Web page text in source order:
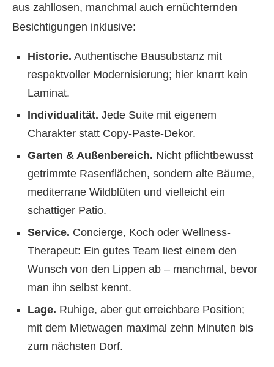
aus zahllosen, manchmal auch ernüchternden
Besichtigungen inklusive:
Historie. Authentische Bausubstanz mit
respektvoller Modernisierung; hier knarrt kein
Laminat.
Individualität. Jede Suite mit eigenem
Charakter statt Copy-Paste-Dekor.
Garten & Außenbereich. Nicht pflichtbewusst
getrimmte Rasenflächen, sondern alte Bäume,
mediterrane Wildblüten und vielleicht ein
schattiger Patio.
Service. Concierge, Koch oder Wellness-
Therapeut: Ein gutes Team liest einem den
Wunsch von den Lippen ab – manchmal, bevor
man ihn selbst kennt.
Lage. Ruhige, aber gut erreichbare Position;
mit dem Mietwagen maximal zehn Minuten bis
zum nächsten Dorf.